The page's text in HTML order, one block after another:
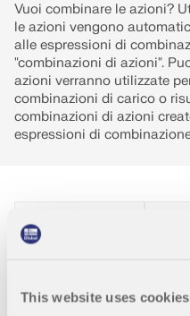
This website uses cookies
Vuoi combinare le azioni?
le azioni vengono
alle espressioni di
"combinazioni di azioni".
azioni verranno utilizzate
combinazioni di carico o
combinazioni di azioni
espressioni di